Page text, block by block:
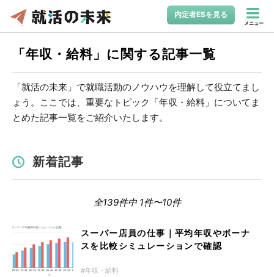
内定者ESを見る
メニュー
「年収・給料」に関する記事一覧
「就活の未来」で就職活動のノウハウを理解して役立てまし
ょう。ここでは、重要なトピック「年収・給料」についてま
とめた記事一覧をご紹介いたします。
新着記事
全139件中 1件〜10件
スーパー店員の仕事｜平均年収やボーナ
スを比較シミュレーションで確認
年収・給料